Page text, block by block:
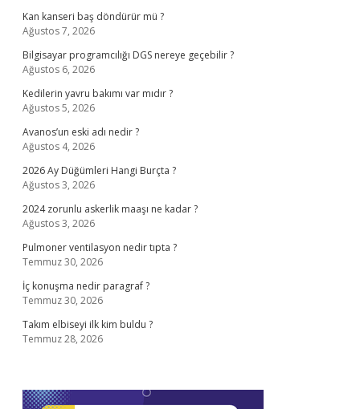
Kan kanseri baş döndürür mü ?
Ağustos 7, 2026
Bilgisayar programcılığı DGS nereye geçebilir ?
Ağustos 6, 2026
Kedilerin yavru bakımı var mıdır ?
Ağustos 5, 2026
Avanos’un eski adı nedir ?
Ağustos 4, 2026
2026 Ay Düğümleri Hangi Burçta ?
Ağustos 3, 2026
2024 zorunlu askerlik maaşı ne kadar ?
Ağustos 3, 2026
Pulmoner ventilasyon nedir tıpta ?
Temmuz 30, 2026
İç konuşma nedir paragraf ?
Temmuz 30, 2026
Takım elbiseyi ilk kim buldu ?
Temmuz 28, 2026